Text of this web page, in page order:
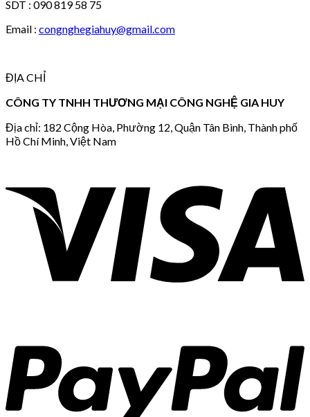
SDT : 090 819 58 75
Email : congnghegiahuy@gmail.com
ĐỊA CHỈ
CÔNG TY TNHH THƯƠNG MẠI CÔNG NGHỆ GIA HUY
Địa chỉ: 182 Cộng Hòa, Phường 12, Quận Tân Bình, Thành phố
Hồ Chí Minh, Việt Nam